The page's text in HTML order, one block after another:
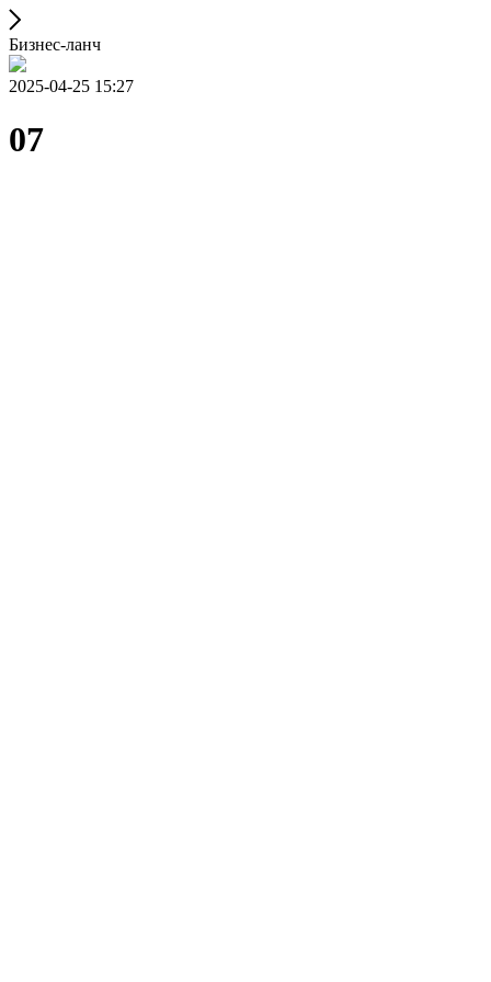
Бизнес-ланч
2025-04-25 15:27
07